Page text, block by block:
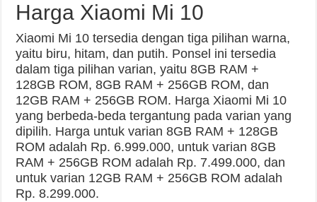
Harga Xiaomi Mi 10
Xiaomi Mi 10 tersedia dengan tiga pilihan warna,
yaitu biru, hitam, dan putih. Ponsel ini tersedia
dalam tiga pilihan varian, yaitu 8GB RAM +
128GB ROM, 8GB RAM + 256GB ROM, dan
12GB RAM + 256GB ROM. Harga Xiaomi Mi 10
yang berbeda-beda tergantung pada varian yang
dipilih. Harga untuk varian 8GB RAM + 128GB
ROM adalah Rp. 6.999.000, untuk varian 8GB
RAM + 256GB ROM adalah Rp. 7.499.000, dan
untuk varian 12GB RAM + 256GB ROM adalah
Rp. 8.299.000.